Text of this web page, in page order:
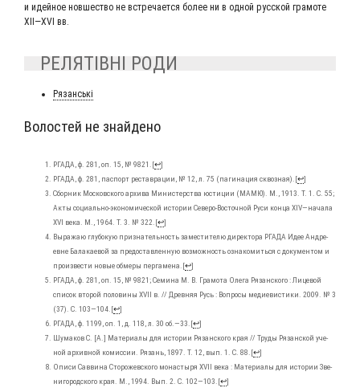
и идей­ное нов­ше­ство не встре­ча­ет­ся более ни в одной рус­ской гра­мо­те
XII―XVI вв.
РЕЛЯТІВНІ РОДИ
Рязансь­кі
Волостей не знайдено
РГА­ДА, ф. 281, оп. 15, № 9821. [↩]
РГА­ДА, ф. 281, пас­порт рестав­ра­ции, № 12, л. 75 (паги­на­ция сквоз­ная). [↩]
Сбор­ник Мос­ков­ско­го архи­ва Мини­стер­ства юсти­ции (МАМЮ). М., 1913. Т. 1. С. 55;
Акты соци­аль­но-эко­но­ми­че­ской исто­рии Севе­ро-Восточ­ной Руси кон­ца XIV―начала
XVI века. М., 1964. Т. 3. № 322. [↩]
Выра­жаю глу­бо­кую при­зна­тель­ность заме­сти­те­лю дирек­то­ра РГА­ДА Идее Андре­
евне Бала­ка­е­вой за предо­став­лен­ную воз­мож­ность озна­ко­мить­ся с доку­мен­том и
про­из­ве­сти новые обме­ры пер­га­ме­на. [↩]
РГА­ДА, ф. 281, оп. 15, № 9821; Семи­на М. В. Гра­мо­та Оле­га Рязан­ско­го : Лице­вой
спи­сок вто­рой поло­ви­ны XVII в. // Древ­няя Русь : Вопро­сы меди­е­ви­сти­ки. 2009. № 3
(37). С. 103―104. [↩]
РГА­ДА, ф. 1199, оп. 1, д. 118, л. 30 об.―33. [↩]
Шума­ков С. [А.] Мате­ри­а­лы для исто­рии Рязан­ско­го края // Тру­ды Рязан­ской уче­
ной архив­ной комис­сии. Рязань, 1897. Т. 12, вып. 1. С. 88. [↩]
Опи­си Сав­ви­на Сто­ро­жев­ско­го мона­сты­ря XVII века : Мате­ри­а­лы для исто­рии Зве­
ни­го­род­ско­го края. М., 1994. Вып. 2. С. 102―103. [↩]